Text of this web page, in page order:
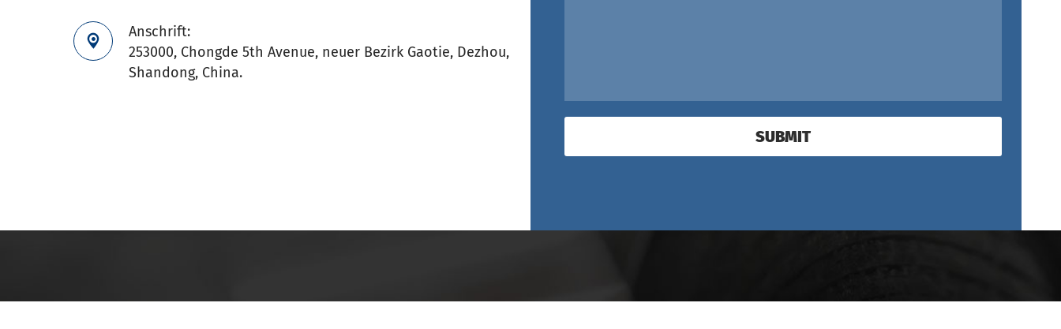

Anschrift:
253000, Chongde 5th Avenue, neuer Bezirk Gaotie, Dezhou,
Shandong, China.
SUBMIT